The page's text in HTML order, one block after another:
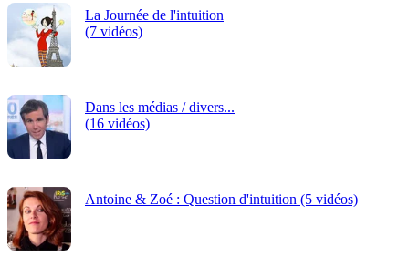
La Journée de l'intuition
(7 vidéos)
Dans les médias / divers...
(16 vidéos)
Antoine & Zoé : Question d'intuition (5 vidéos)